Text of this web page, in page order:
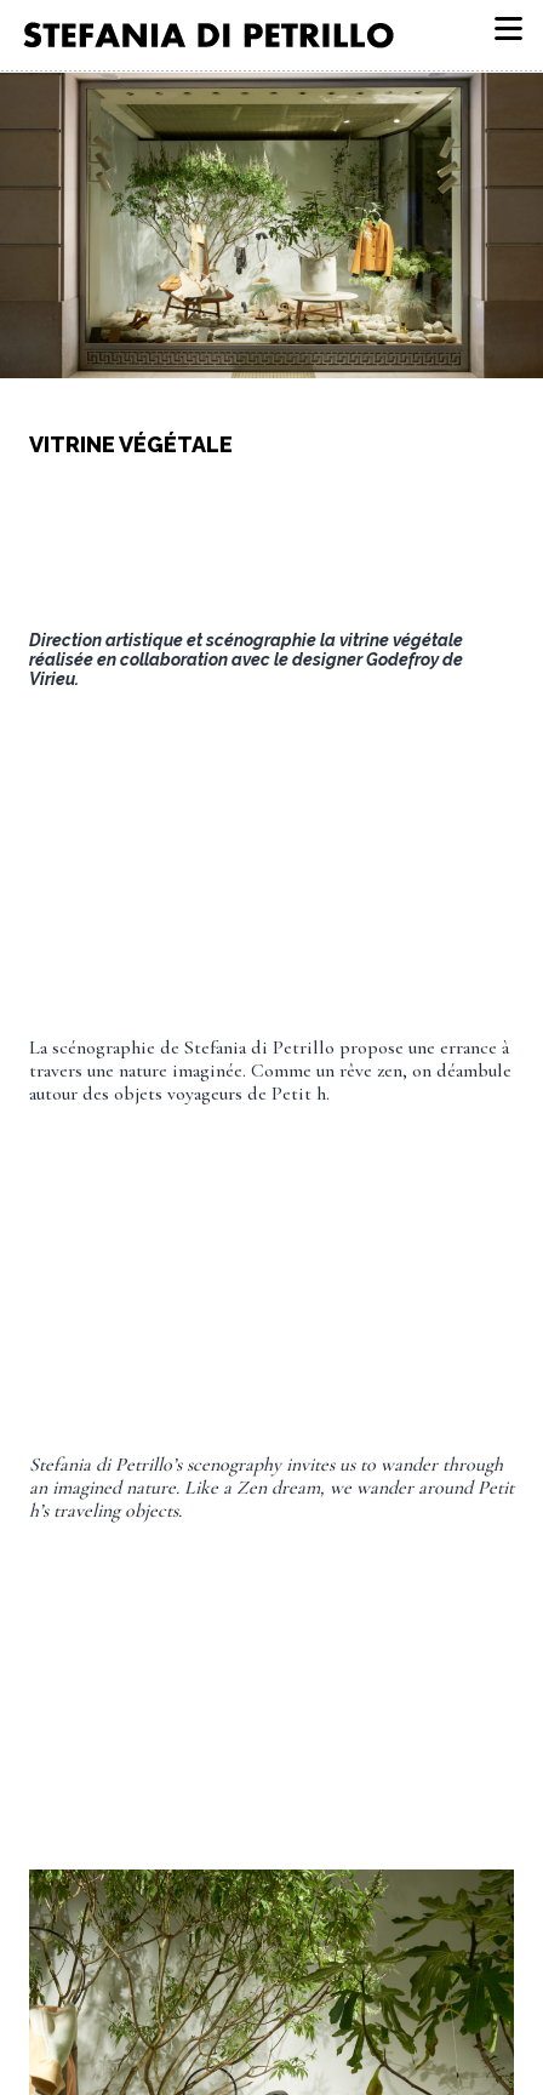
VITRINE VÉGÉTALE
Direction artistique et scénographie la vitrine végétale
réalisée en collaboration avec le designer Godefroy de
Virieu.
La scénographie de Stefania di Petrillo propose une errance à
travers une nature imaginée. Comme un rêve zen, on déambule
autour des objets voyageurs de Petit h.
Stefania di Petrillo’s scenography invites us to wander through
an imagined nature. Like a Zen dream, we wander around Petit
h’s traveling objects.